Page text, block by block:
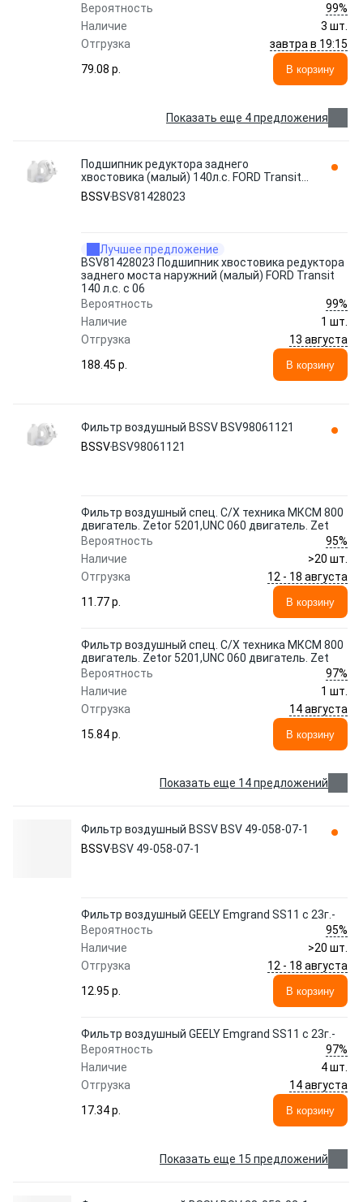
Вероятность
99%
Наличие
3 шт.
Отгрузка
завтра в 19:15
79.08 p.
В корзину
Показать еще 4 предложения
Подшипник редуктора заднего
хвостовика (малый) 140л.с. FORD Transit
06- BSV81428023 BSSV
BSSV BSV81428023
Лучшее предложение
BSV81428023 Подшипник хвостовика редуктора
заднего моста наружний (малый) FORD Transit
140 л.с. с 06
Вероятность
99%
Наличие
1 шт.
Отгрузка
13 августа
188.45 p.
В корзину
Фильтр воздушный BSSV BSV98061121
BSSV BSV98061121
Фильтр воздушный спец. С/Х техника МКСМ 800
двигатель. Zetor 5201,UNC 060 двигатель. Zet
Вероятность
95%
Наличие
>20 шт.
Отгрузка
12 - 18 августа
11.77 p.
В корзину
Фильтр воздушный спец. С/Х техника МКСМ 800
двигатель. Zetor 5201,UNC 060 двигатель. Zet
Вероятность
97%
Наличие
1 шт.
Отгрузка
14 августа
15.84 p.
В корзину
Показать еще 14 предложений
Фильтр воздушный BSSV BSV 49-058-07-1
BSSV BSV 49-058-07-1
Фильтр воздушный GEELY Emgrand SS11 с 23г.-
Вероятность
95%
Наличие
>20 шт.
Отгрузка
12 - 18 августа
12.95 p.
В корзину
Фильтр воздушный GEELY Emgrand SS11 с 23г.-
Вероятность
97%
Наличие
4 шт.
Отгрузка
14 августа
17.34 p.
В корзину
Показать еще 15 предложений